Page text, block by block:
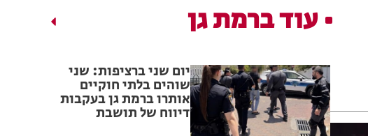
עוד ברמת גן
יום שני ברציפות: שני
שוהים בלתי חוקיים
אותרו ברמת גן בעקבות
דיווח של תושבת